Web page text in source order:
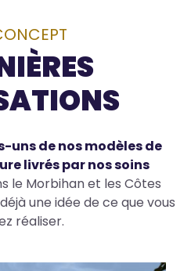
uns de nos modèles de
livrés par nos soins
le Morbihan et les Côtes
une idée de ce que vous
réaliser.